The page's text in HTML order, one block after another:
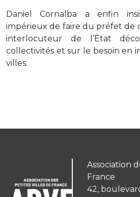
Daniel Cornalba a enfin
impérieux de faire du préfet de
interlocuteur de l’État
collectivités et sur le besoin en
villes.
Association
France
42,